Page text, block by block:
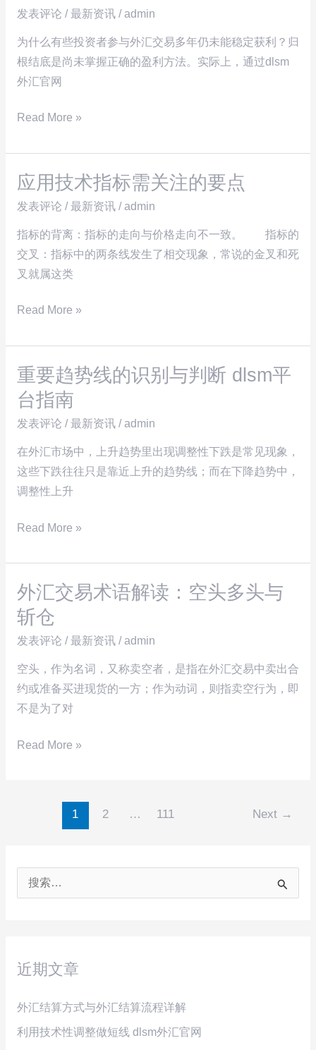
发表评论 /最新资讯/admin
为什么有些投资者参与外汇交易多年仍未能稳定获利？归
根结底是尚未掌握正确的盈利方法。实际上，通过dlsm
外汇官网
场
交
易
中
续
的
策
与
风
险
理
Read More »
应用技术指标需关注的要点
发表评论 /最新资讯/admin
指标的背离：指标的走向与价格走向不一致。 指标的
交叉：指标中的两条线发生了相交现象，常说的金叉和死
叉就属这类
应
用
术
指
标
关
要
点
Read More »
重要趋势线的识别与判断 dlsm平
台指南
发表评论 /最新资讯/admin
在外汇市场中，上升趋势里出现调整性下跌是常见现象，
这些下跌往往只是靠近上升的趋势线；而在下降趋势中，
调整性上升
重
要
趋
势
线
的
识
与
dlsm
平
台
指
南
Read More »
外汇交易术语解读：空头多头与
斩仓
发表评论 /最新资讯/admin
空头，作为名词，又称卖空者，是指在外汇交易中卖出合
约或准备买进现货的一方；作为动词，则指卖空行为，即
不是为了对
外
汇
交
易
术
语
解
空
仓
Read More »
1 2 … 111 Next →
近期文章
外汇结算方式与外汇结算流程详解
利用技术性调整做短线 dlsm外汇官网